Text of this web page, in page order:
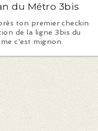
du Métro 3bis
ton premier checkin
de la ligne 3bis du
c'est mignon.